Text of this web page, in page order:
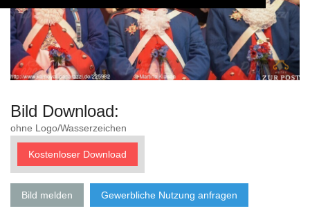
Bild Download:
ohne Logo/Wasserzeichen
Kostenloser Download
Bild melden Gewerbliche Nutzung anfragen